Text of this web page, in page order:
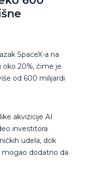
SpaceX-a na
oko 20%, čime je
od 600 milijardi
akvizicije AI
investitora
udela, dok
mogao dodatno da